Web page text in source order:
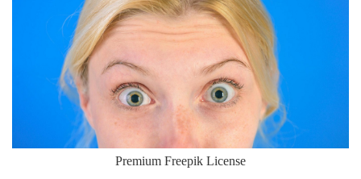
Premium Freepik License